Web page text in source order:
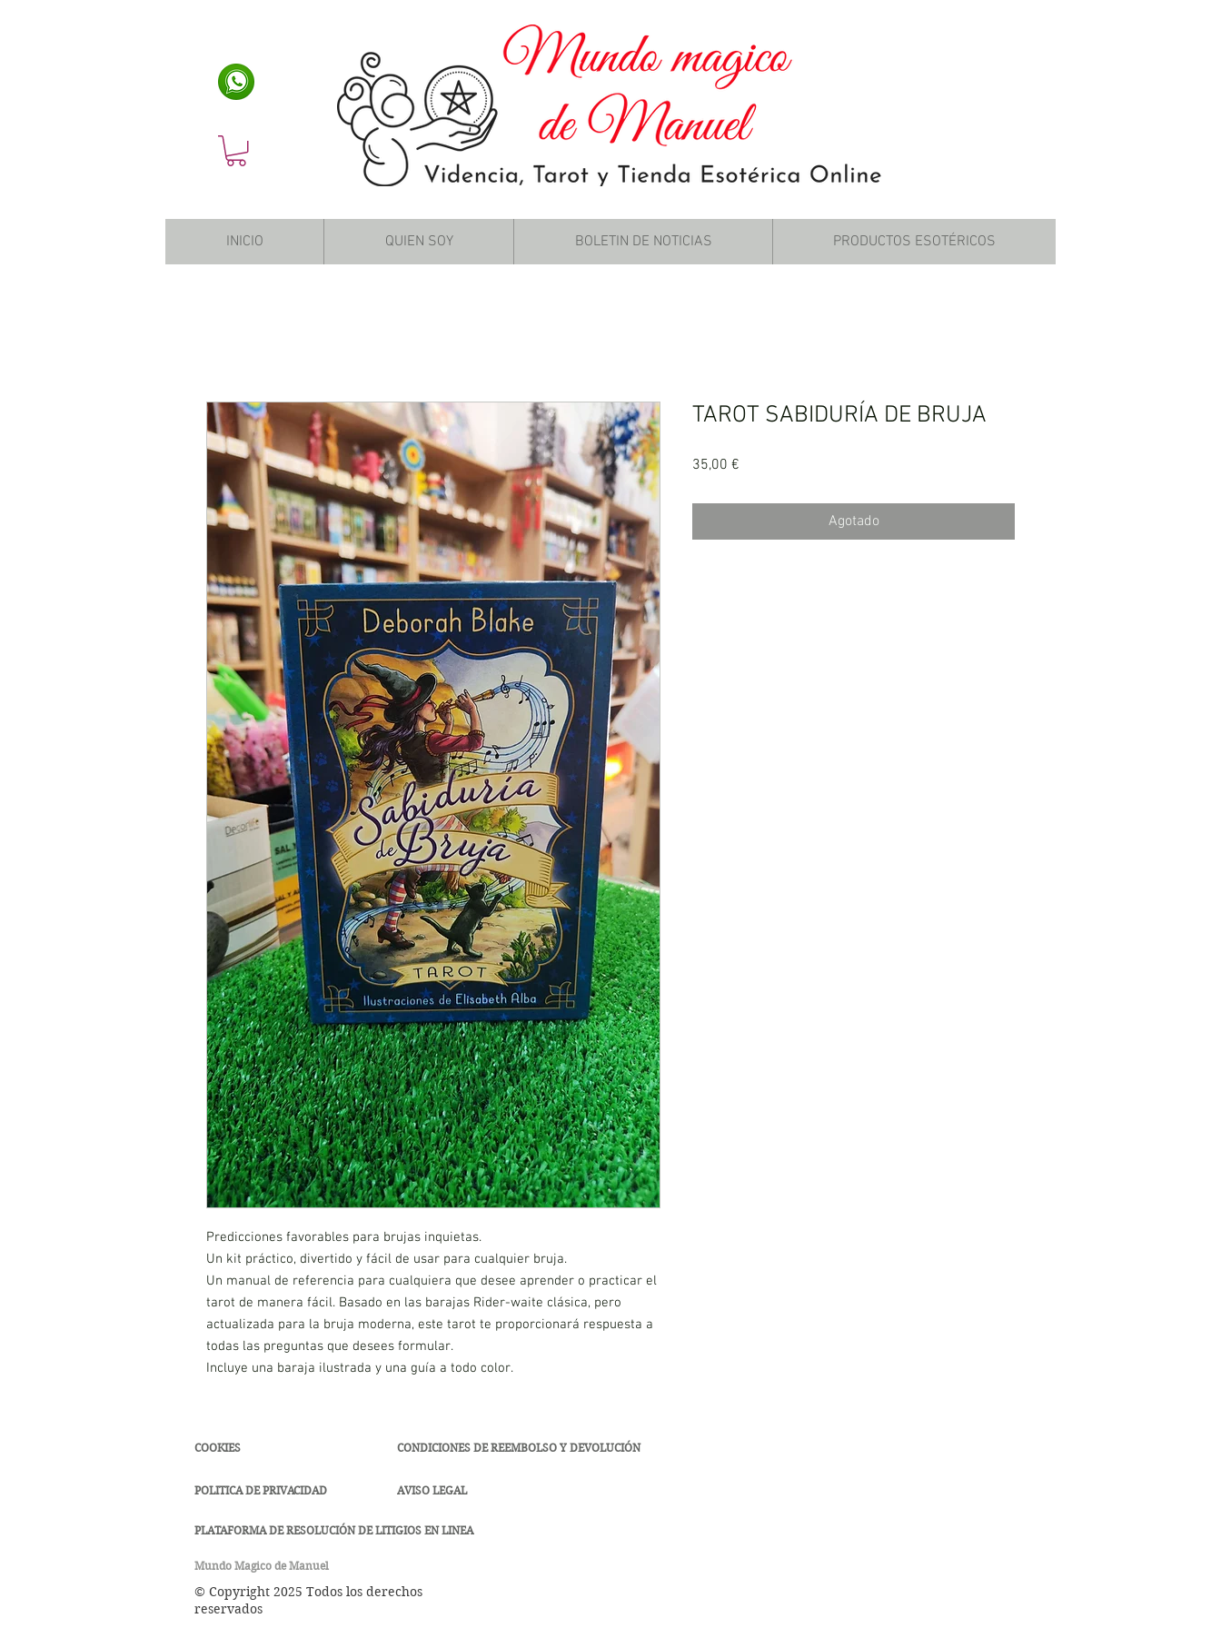
INICIO QUIEN SOY BOLETIN DE NOTICIAS PRODUCTOS ESOTÉRICOS
Predicciones favorables para brujas inquietas.
Un kit práctico, divertido y fácil de usar para cualquier bruja.
Un manual de referencia para cualquiera que desee aprender o practicar el
tarot de manera fácil. Basado en las barajas Rider-waite clásica, pero
actualizada para la bruja moderna, este tarot te proporcionará respuesta a
todas las preguntas que desees formular.
Incluye una baraja ilustrada y una guía a todo color.
TAROT SABIDURÍA DE BRUJA
35,00 €
Agotado
COOKIES
POLITICA DE PRIVACIDAD
CONDICIONES DE REEMBOLSO Y DEVOLUCIÓN
AVISO LEGAL
PLATAFORMA DE RESOLUCIÓN DE LITIGIOS EN LINEA
Mundo Magico de Manuel
© Copyright 2025 Todos los derechos
reservados